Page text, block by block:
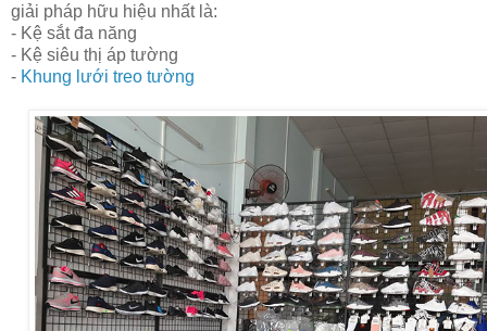
giải pháp hữu hiệu nhất là:
- Kệ sắt đa năng
- Kệ siêu thị áp tường
- Khung lưới treo tường